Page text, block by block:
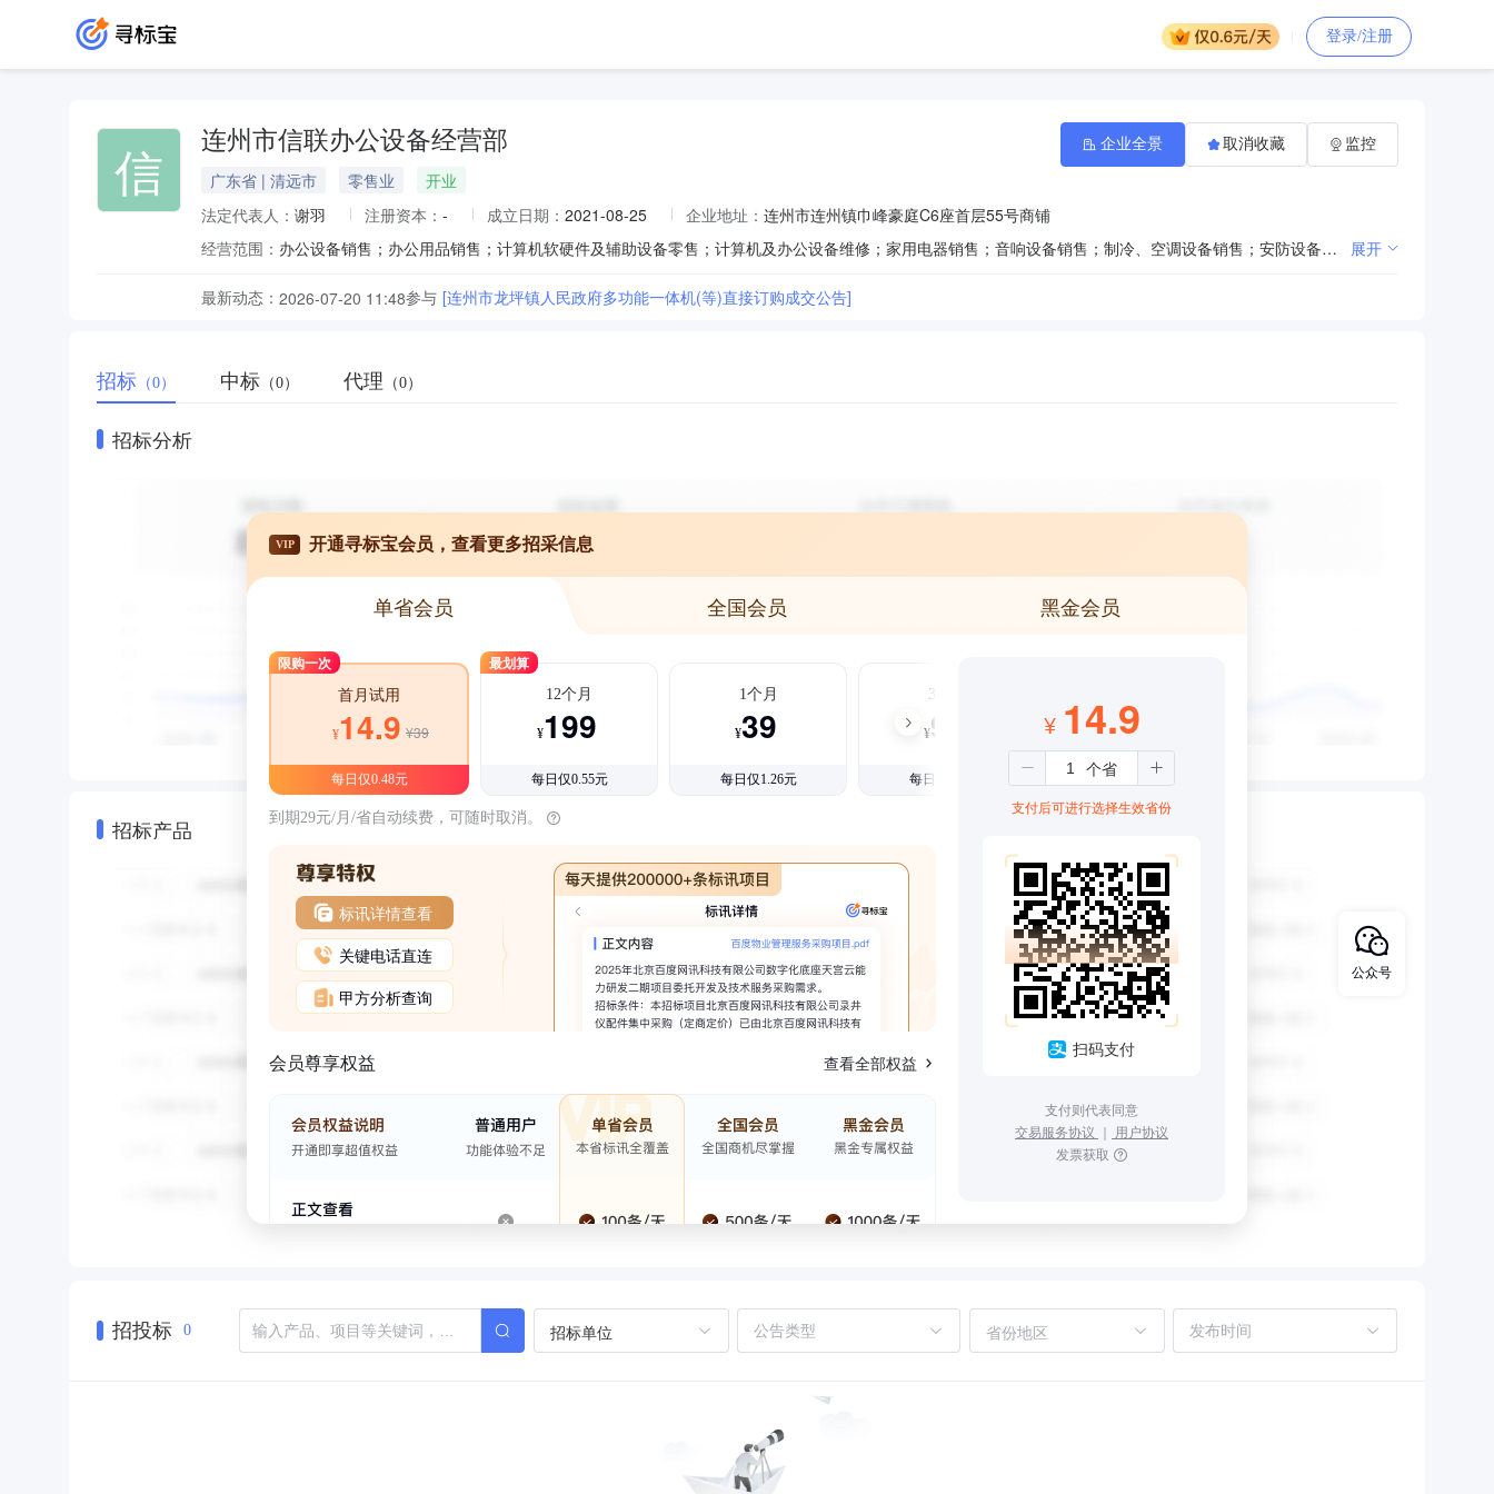
登录/注册
信 连州市信联办公设备经营部
广东省 | 清远市 零售业
开业
法定代表人： 谢羽 注册资本： - 成立日期： 2021-08-25 企业地址： 连州市连州镇巾峰豪庭C6座首层55号商铺
经营范围：
办公设备销售；办公用品销售；计算机软硬件及辅助设备零售；计算机及办公设备维修；家用电器销售；音响设备销售；制冷、空调设备销售；安防设备销售；专业设计服务；信息系统运行维护服务。 展开
最新动态： 2026-07-20 11:48参与 [连州市龙坪镇人民政府多功能一体机(等)直接订购成交公告]
企业全景 取消收藏 监控
招标 （0） 中标 （0） 代理 （0）
招标分析
招标产品
VIP 开通寻标宝会员，查看更多招采信息
单省会员 全国会员 黑金会员
限购一次
首月试用
¥14.9 ¥39
每日仅0.48元
最划算
12个月
¥199
每日仅0.55元
1个月
¥39
每日仅1.26元
3个月
¥99
每日仅1.08元
到期29元/月/省自动续费，可随时取消。
标讯详情查看
关键电话直连
甲方分析查询
会员尊享权益 查看全部权益
¥ 14.9
支付后可进行选择生效省份
扫码支付
支付则代表同意
交易服务协议 ｜ 用户协议
发票获取
招投标 0 招标单位 省份地区
公众号